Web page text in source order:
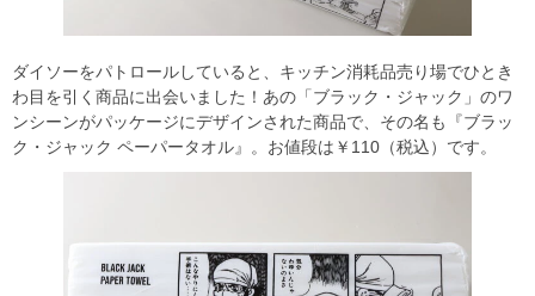
ダイソーをパトロールしていると、キッチン消耗品売り場でひとき
わ目を引く商品に出会いました！あの「ブラック・ジャック」のワ
ンシーンがパッケージにデザインされた商品で、その名も『ブラッ
ク・ジャック ペーパータオル』。お値段は￥110（税込）です。